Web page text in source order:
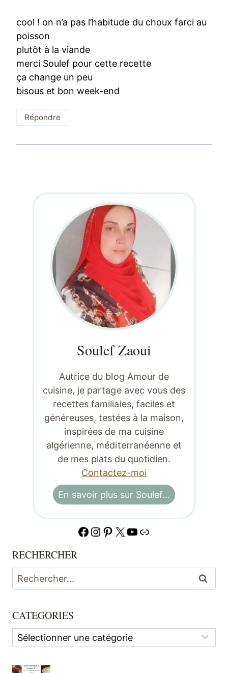
cool ! on n’a pas l’habitude du choux farci au
poisson
plutôt à la viande
merci Soulef pour cette recette
ça change un peu
bisous et bon week-end
Répondre
Soulef Zaoui
Autrice du blog Amour de
cuisine, je partage avec vous des
recettes familiales, faciles et
généreuses, testées à la maison,
inspirées de ma cuisine
algérienne, méditerranéenne et
de mes plats du quotidien.
Contactez-moi
En savoir plus sur Soulef…
Facebook
Instagram
Pinterest
X YouTube
Lien
RECHERCHER
Rechercher :
CATEGORIES
Categories